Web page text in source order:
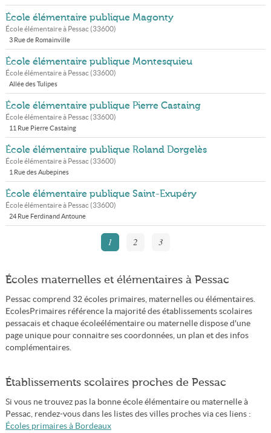
École élémentaire publique Magonty
École élémentaire à Pessac(33600)
3 Rue de Romainville
École élémentaire publique Montesquieu
École élémentaire à Pessac(33600)
Allée des Tulipes
École élémentaire publique Pierre Castaing
École élémentaire à Pessac(33600)
11 Rue Pierre Castaing
École élémentaire publique Roland Dorgelès
École élémentaire à Pessac(33600)
1 Rue des Aubepines
École élémentaire publique Saint-Exupéry
École élémentaire à Pessac(33600)
24 Rue Ferdinand Antoune
1 2 3
Écoles maternelles et élémentaires à Pessac
Pessac comprend 32 écoles primaires, maternelles ou élémentaires.
EcolesPrimaires référence la majorité des établissements scolaires
pessacais et chaque écoleélémentaire ou maternelle dispose d'une
page unique pour connaitre ses coordonnées, un plan et des infos
complémentaires.
Établissements scolaires proches de Pessac
Si vous ne trouvez pas la bonne école élémentaire ou maternelle à
Pessac, rendez-vous dans les listes des villes proches via ces liens :
Écoles primaires à Bordeaux